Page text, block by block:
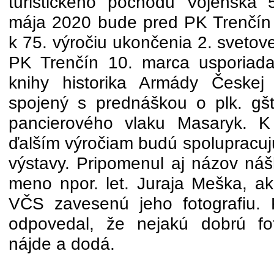
mája 2020 bude pred PK
k 75. výročiu ukončenia 2.
PK Trenčín 10. marca
knihy historika Armády Českej
spojený s prednáškou o plk.
pancierového vlaku Masaryk.
ďalším výročiam budú
výstavy. Pripomenul aj názov
meno npor. let. Juraja Meška,
VČS zavesenú jeho fotografiu.
odpovedal, že nejakú dobrú
nájde a dodá.